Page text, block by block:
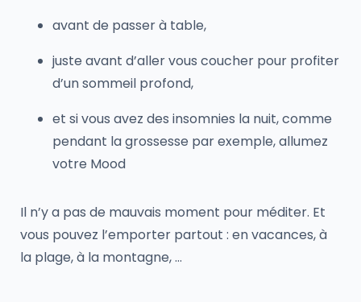
avant de passer à table,
juste avant d’aller vous coucher pour profiter
d’un sommeil profond,
et si vous avez des insomnies la nuit, comme
pendant la grossesse par exemple, allumez
votre Mood
Il n’y a pas de mauvais moment pour méditer. Et
vous pouvez l’emporter partout : en vacances, à
la plage, à la montagne, …